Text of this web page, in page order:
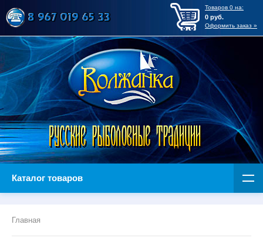
Товаров 0 на:
0 руб.
Оформить заказ »
Каталог товаров
Главная